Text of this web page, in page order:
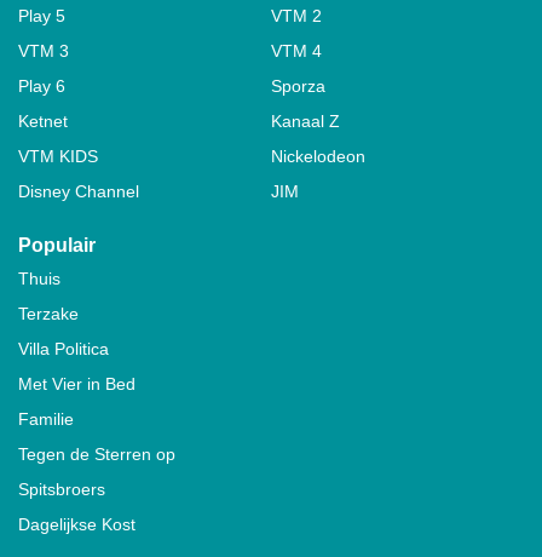
Play 5
VTM 2
VTM 3
VTM 4
Play 6
Sporza
Ketnet
Kanaal Z
VTM KIDS
Nickelodeon
Disney Channel
JIM
Populair
Thuis
Terzake
Villa Politica
Met Vier in Bed
Familie
Tegen de Sterren op
Spitsbroers
Dagelijkse Kost